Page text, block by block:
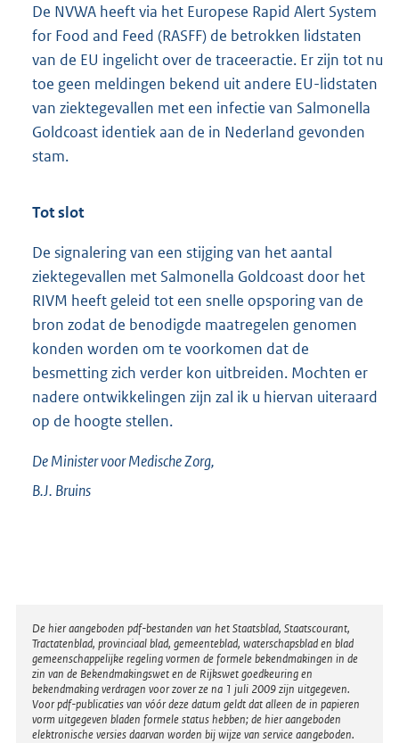
De NVWA heeft via het Europese Rapid Alert System
for Food and Feed (RASFF) de betrokken lidstaten
van de EU ingelicht over de traceeractie. Er zijn tot nu
toe geen meldingen bekend uit andere EU-lidstaten
van ziektegevallen met een infectie van Salmonella
Goldcoast identiek aan de in Nederland gevonden
stam.
Tot slot
De signalering van een stijging van het aantal
ziektegevallen met Salmonella Goldcoast door het
RIVM heeft geleid tot een snelle opsporing van de
bron zodat de benodigde maatregelen genomen
konden worden om te voorkomen dat de
besmetting zich verder kon uitbreiden. Mochten er
nadere ontwikkelingen zijn zal ik u hiervan uiteraard
op de hoogte stellen.
De Minister voor Medische Zorg,
B.J. Bruins
Disclaimer
De hier aangeboden pdf-bestanden van het Staatsblad, Staatscourant,
Tractatenblad, provinciaal blad, gemeenteblad, waterschapsblad en blad
gemeenschappelijke regeling vormen de formele bekendmakingen in de
zin van de Bekendmakingswet en de Rijkswet goedkeuring en
bekendmaking verdragen voor zover ze na 1 juli 2009 zijn uitgegeven.
Voor pdf-publicaties van vóór deze datum geldt dat alleen de in papieren
vorm uitgegeven bladen formele status hebben; de hier aangeboden
elektronische versies daarvan worden bij wijze van service aangeboden.